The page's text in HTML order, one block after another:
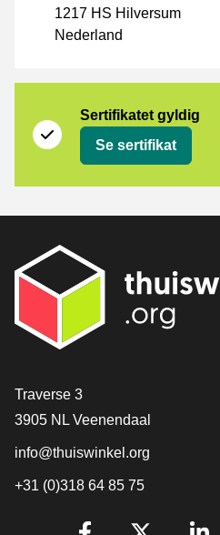
1217 HS Hilversum
Nederland
Sertifikatet gyldig
Se sertifikat
[_General:Contact]
Traverse 3
3905 NL Veenendaal
info@thuiswinkel.org
+31 (0)318 64 85 75
[_General:SocialMediaTitle]